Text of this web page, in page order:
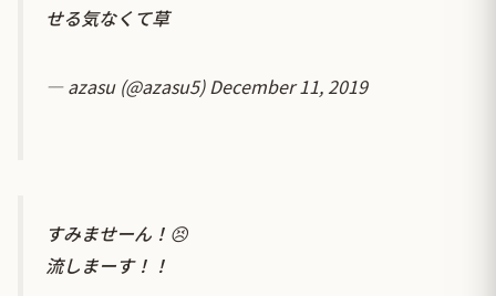
せる気なくて草
— azasu (@azasu5)December 11, 2019
すみませーん！😣
流しまーす！！